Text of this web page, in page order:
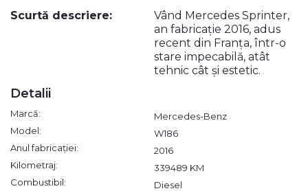
Scurtă descriere:
Vând Mercedes Sprinter,
an fabricație 2016, adus
recent din Franța, într-o
stare impecabilă, atât
tehnic cât și estetic.
Detalii
Marcă:
Mercedes-Benz
Model:
W186
Anul fabricației:
2016
Kilometraj:
339489 KM
Combustibil:
Diesel